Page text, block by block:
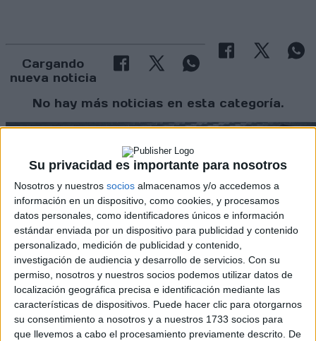
Su privacidad es importante para nosotros
Nosotros y nuestros socios almacenamos y/o accedemos a
información en un dispositivo, como cookies, y procesamos
datos personales, como identificadores únicos e información
estándar enviada por un dispositivo para publicidad y contenido
personalizado, medición de publicidad y contenido,
investigación de audiencia y desarrollo de servicios. Con su
permiso, nosotros y nuestros socios podemos utilizar datos de
localización geográfica precisa e identificación mediante las
características de dispositivos. Puede hacer clic para otorgarnos
su consentimiento a nosotros y a nuestros 1733 socios para
que llevemos a cabo el procesamiento previamente descrito. De
Cargando
nueva noticia
No hay más noticias en esta categoría.
Rallyes
WRC
S-CER
ERC
CERA
CERT